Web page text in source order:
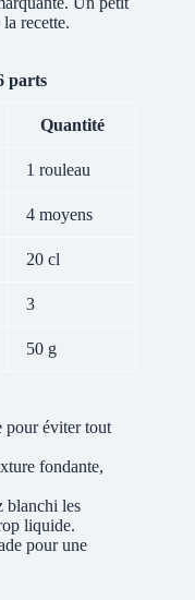
recette.
parts
Quantité
1 rouleau
4 moyens
20 cl
3
50 g
pour éviter tout
fondante,
blanchi les
liquide.
pour une